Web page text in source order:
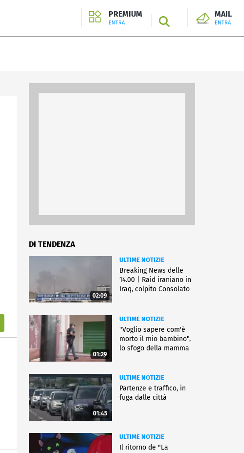
PREMIUM
ENTRA SEARCH
MAIL
ENTRA
DI TENDENZA
02:09
ULTIME NOTIZIE
Breaking News delle
14.00 | Raid iraniano in
Iraq, colpito Consolato
01:29
ULTIME NOTIZIE
"Voglio sapere com'è
morto il mio bambino",
lo sfogo della mamma
01:45
ULTIME NOTIZIE
Partenze e traffico, in
fuga dalle città
ULTIME NOTIZIE
Il ritorno de "La